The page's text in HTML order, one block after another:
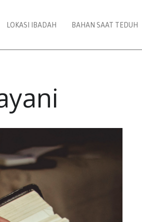
LOKASI IBADAH BAHAN SAAT TEDUH